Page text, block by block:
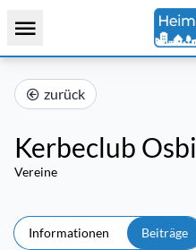
zurück
Kerbeclub Osbi
Vereine
Informationen Beiträge